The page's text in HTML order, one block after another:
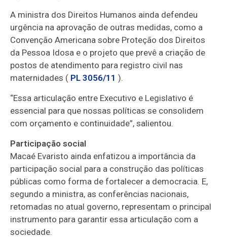
A ministra dos Direitos Humanos ainda defendeu
urgência na aprovação de outras medidas, como a
Convenção Americana sobre Proteção dos Direitos
da Pessoa Idosa e o projeto que prevê a criação de
postos de atendimento para registro civil nas
maternidades ( PL 3056/11 ).
“Essa articulação entre Executivo e Legislativo é
essencial para que nossas políticas se consolidem
com orçamento e continuidade”, salientou.
Participação social
Macaé Evaristo ainda enfatizou a importância da
participação social para a construção das políticas
públicas como forma de fortalecer a democracia. E,
segundo a ministra, as conferências nacionais,
retomadas no atual governo, representam o principal
instrumento para garantir essa articulação com a
sociedade.